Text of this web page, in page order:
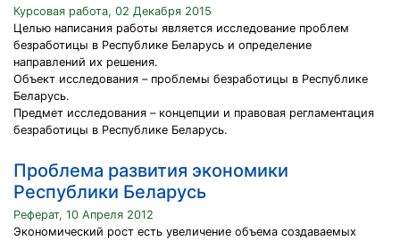
Курсовая работа, 02 Декабря 2015
Целью написания работы является исследование проблем
безработицы в Республике Беларусь и определение
направлений их решения.
Объект исследования – проблемы безработицы в Республике
Беларусь.
Предмет исследования – концепции и правовая регламентация
безработицы в Республике Беларусь.
Проблема развития экономики
Республики Беларусь
Реферат, 10 Апреля 2012
Экономический рост есть увеличение объема создаваемых